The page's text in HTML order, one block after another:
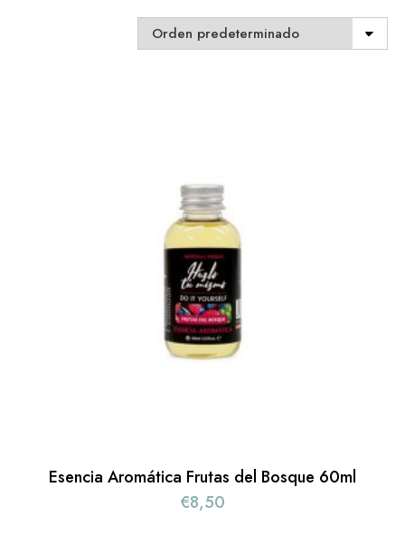
Esencia Aromática Frutas del Bosque 60ml
€8,50